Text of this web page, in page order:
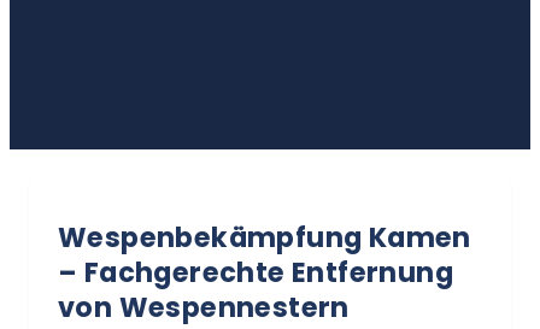
Wespenbekämpfung Kamen
– Fachgerechte Entfernung
von Wespennestern